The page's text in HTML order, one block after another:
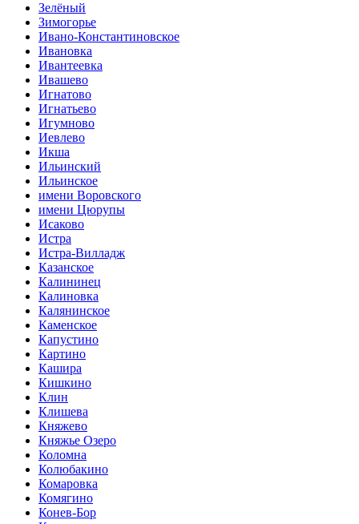
Зелёный
Зимогорье
Ивано-Константиновское
Ивановка
Ивантеевка
Ивашево
Игнатово
Игнатьево
Игумново
Иевлево
Икша
Ильинский
Ильинское
имени Воровского
имени Цюрупы
Исаково
Истра
Истра-Вилладж
Казанское
Калининец
Калиновка
Калянинское
Каменское
Капустино
Картино
Кашира
Кишкино
Клин
Клишева
Княжево
Княжье Озеро
Коломна
Колюбакино
Комаровка
Комягино
Конев-Бор